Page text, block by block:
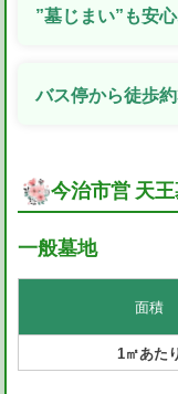
”墓じまい”も安
バス停から徒歩
今治市営 天王
一般墓地
面積
1㎡あた